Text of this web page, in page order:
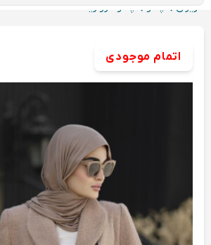
حریران پالتو پالتو مروارید
اتمام موجودی